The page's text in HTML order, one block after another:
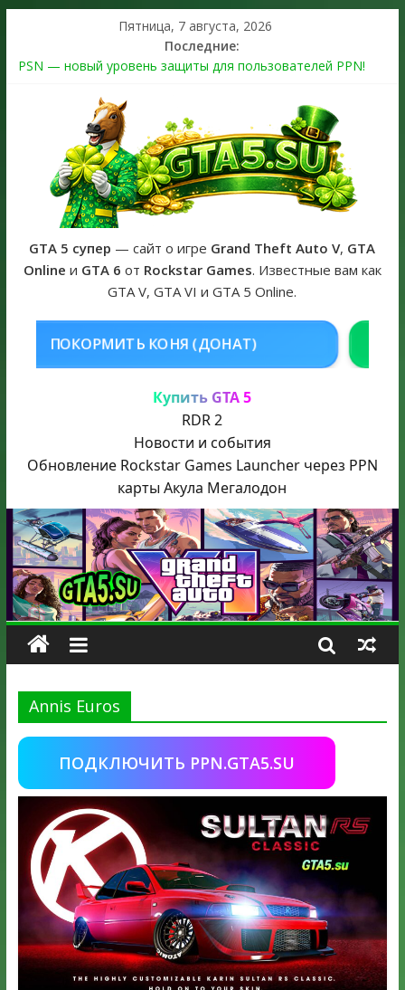
Пятница, 7 августа, 2026
Последние:
PSN — новый уровень защиты для пользователей PPN!
The Kortz Center Heist выйдет в GTA Online уже 14 июля
Регистрация в Rockstar Games Social Club ошибка #1.500.7:
как зарегистрировать аккаунт и войти без проблем в 2026
Получайте особые награды в GTA Online по программе
Fine Art Collector
GTA 6 официальная обложка игры и Предзаказ Grand Theft
Auto VI
GTA 5 супер — сайт о игре Grand Theft Auto V, GTA
Online и GTA 6 от Rockstar Games. Известные вам как
GTA V, GTA VI и GTA 5 Online.
(ДОНАТ) КУПИТЬ GTA 5
Купить GTA 5
RDR 2
Новости и события
Обновление Rockstar Games Launcher через PPN
карты Акула Мегалодон
Annis Euros
ПОДКЛЮЧИТЬ PPN.GTA5.SU